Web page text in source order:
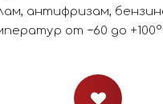
антифризам,
от −60 до